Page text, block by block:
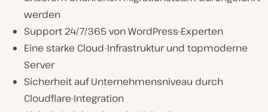
werden
Support 24/7/365 von WordPress-Experten
Eine starke Cloud-Infrastruktur und topmoderne
Server
Sicherheit auf Unternehmensniveau durch
Cloudflare-Integration